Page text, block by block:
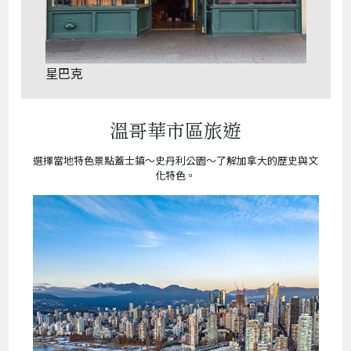
星巴克
溫哥華市區旅遊
選擇當地特色景點蓋士鎮～史丹利公園～了解加拿大的歷史與文
化特色。